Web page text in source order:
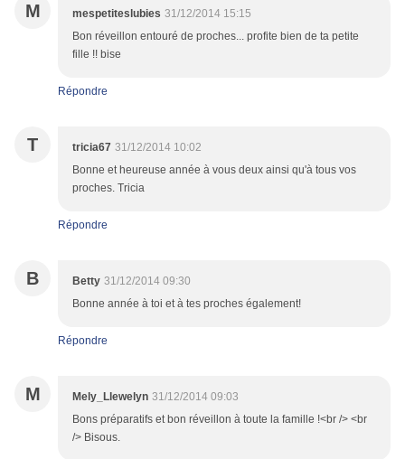
M mespetiteslubies 31/12/2014 15:15
Bon réveillon entouré de proches... profite bien de ta petite
fille !! bise
Répondre
T tricia67 31/12/2014 10:02
Bonne et heureuse année à vous deux ainsi qu'à tous vos
proches. Tricia
Répondre
B Betty 31/12/2014 09:30
Bonne année à toi et à tes proches également!
Répondre
M Mely_Llewelyn 31/12/2014 09:03
Bons préparatifs et bon réveillon à toute la famille !<br /> <br
/> Bisous.